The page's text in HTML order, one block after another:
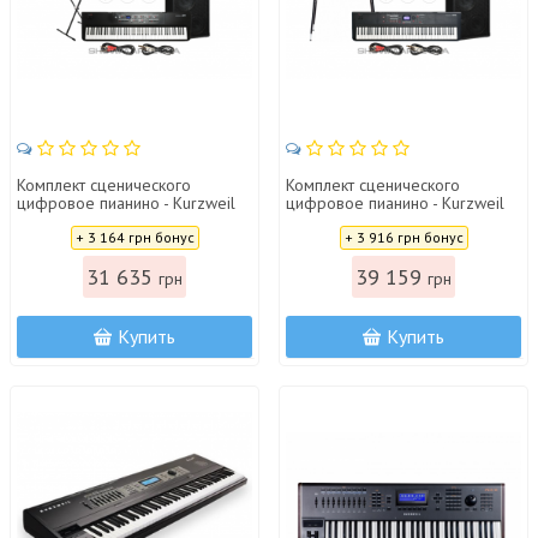
Комплект сценического
цифровое пианино - Kurzweil
SP1 Bundle
+ 3 164 грн бонус
31 635 грн
Купить
Комплект сценического
цифровое пианино - Kurzweil
SP6 Bundle
+ 3 916 грн бонус
39 159 грн
Купить